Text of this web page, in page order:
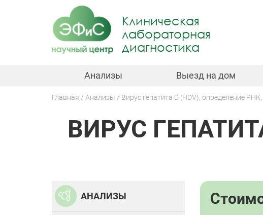
Клиническая
лабораторная
диагностика
Анализы Выезд на дом
здесь
Главная Анализы Вирус гепатита D (HDV), определение РНК,
ВИРУС
АНАЛИЗЫ